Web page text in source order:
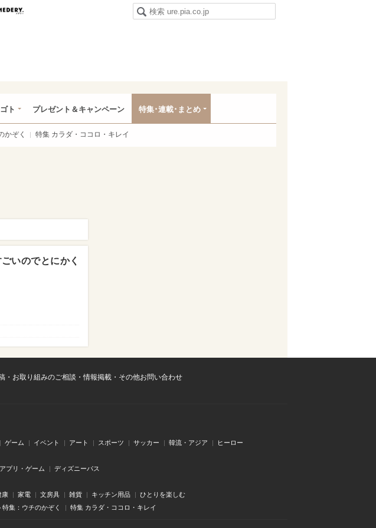
い肉
ト プレゼント＆キャンペーン 特集･連載･まとめ
かぞく 特集 カラダ・ココロ・キレイ
いのでとにかく
・お取り組みのご相談・情報掲載・その他お問い合わせ
ゲーム イベント アート スポーツ サッカー 韓流・アジア ヒーロー
アプリ・ゲーム ディズニーパス
康 家電 文房具 雑貨 キッチン用品 ひとりを楽しむ
特集：ウチのかぞく 特集 カラダ・ココロ・キレイ